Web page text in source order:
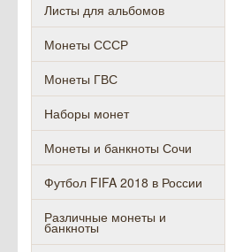
Листы для альбомов
Монеты СССР
Монеты ГВС
Наборы монет
Монеты и банкноты Сочи
Футбол FIFA 2018 в России
Различные монеты и
банкноты